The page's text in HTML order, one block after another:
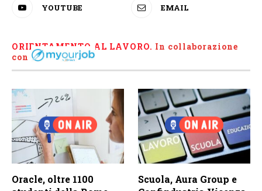
YOUTUBE EMAIL
ORIENTAMENTO AL LAVORO. In collaborazione
con
Oracle, oltre 1100
Scuola, Aura Group e